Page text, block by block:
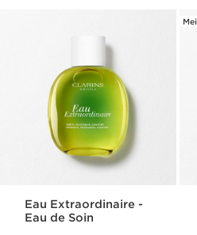
Eau Extraordinaire -
Eau de Soin